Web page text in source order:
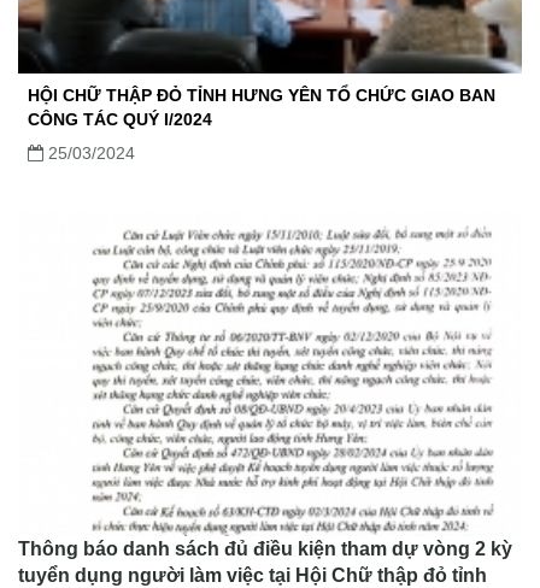
HỘI CHỮ THẬP ĐỎ TỈNH HƯNG YÊN TỔ CHỨC GIAO BAN
CÔNG TÁC QUÝ I/2024
25/03/2024
Thông báo danh sách đủ điều kiện tham dự vòng 2 kỳ
tuyển dụng người làm việc tại Hội Chữ thập đỏ tỉnh